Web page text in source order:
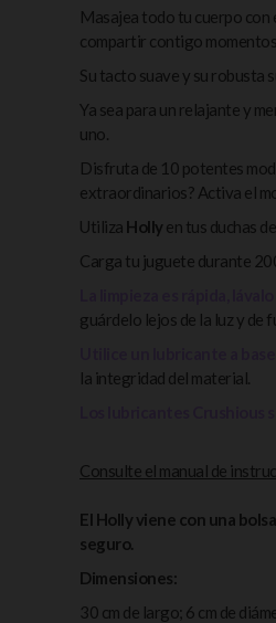
Masajea todo tu cuerpo
compartir contigo
Su tacto suave y su robusta
Ya sea para un relajante y
uno.
Disfruta de 10 potentes
extraordinarios? Activa el
Utiliza Holly en tus duchas
Carga tu juguete durante
guárdelo lejos de la luz y de
la integridad del material.
Consulte el manual de
El Holly viene con una
seguro.
Dimensiones:
30 cm de largo; 6 cm de